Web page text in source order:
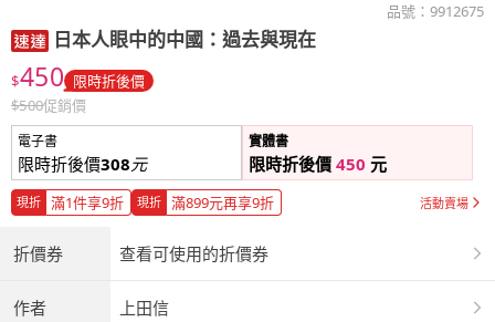
品號： 9912675
日本人眼中的中國：過去與現在
$450 限時折後價
$500促銷價
電子書
限時折後價308元
實體書
限時折後價 450 元
現折 滿1件享9折 現折 滿899元再享9折 活動賣場
折價券 查看可使用的折價券
作者 上田信